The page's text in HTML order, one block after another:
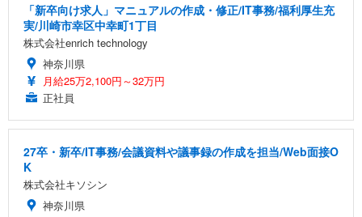
「新卒向け求人」マニュアルの作成・修正/IT事務/福利厚生充
実/川崎市幸区中幸町1丁目
株式会社enrich technology
神奈川県
月給25万2,100円～32万円
正社員
27卒・新卒/IT事務/会議資料や議事録の作成を担当/Web面接O
K
株式会社キソシン
神奈川県